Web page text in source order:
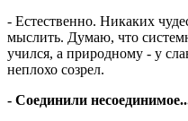
- Естественно. Никаких
мыслить. Думаю, что
учился, а природному - у
неплохо созрел.
- Соединили